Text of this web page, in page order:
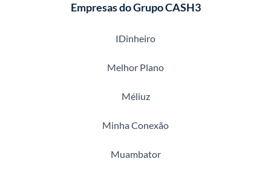
Empresas do Grupo CASH3
IDinheiro
Melhor Plano
Méliuz
Minha Conexão
Muambator